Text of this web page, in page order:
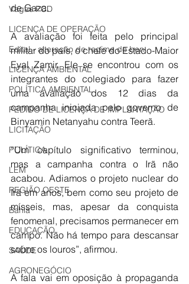
Vagas PCD
LICENÇA DE OPERAÇÃO
Edital - alteração de regime de ben
LICENÇA AMBIENTAL
POLÍTICA AMBIENTAL
PEDIDO DE LICENÇA DE IMPLANTAÇÃO
LICITAÇÃO
POLÍTICA
LEM
REGIÃO OESTE
Bahia
EDUCAÇÃO
SAÚDE
AGRONEGÓCIO
de Gaza.
A avaliação foi feita pelo principal
militar do país, o chefe do Estado-Maior
Eyal Zamir. Ele se encontrou com os
integrantes do colegiado para fazer
uma avaliação dos 12 dias da
campanha iniciada pelo governo de
Binyamin Netanyahu contra Teerã.
“Um capítulo significativo terminou,
mas a campanha contra o Irã não
acabou. Adiamos o projeto nuclear do
Irã em anos, bem como seu projeto de
mísseis, mas, apesar da conquista
fenomenal, precisamos permanecer em
campo. Não há tempo para descansar
sobre os louros”, afirmou.
A fala vai em oposição à propaganda